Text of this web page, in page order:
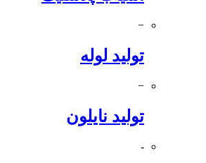
−
تولید لوله
−
تولید نایلون
-